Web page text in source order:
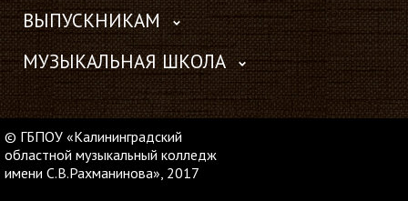
ВЫПУСКНИКАМ
МУЗЫКАЛЬНАЯ ШКОЛА
© ГБПОУ «Калининградский
областной музыкальный колледж
имени С.В.Рахманинова», 2017